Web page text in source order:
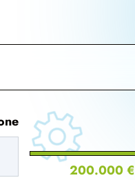
200.000 €